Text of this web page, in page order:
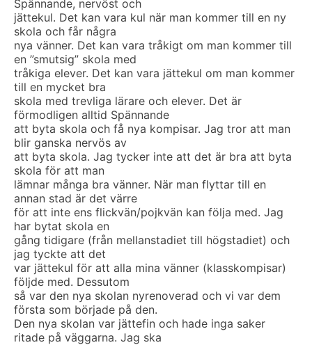
Spännande, nervöst och
jättekul. Det kan vara kul när man kommer till en ny
skola och får några
nya vänner. Det kan vara tråkigt om man kommer till
en ”smutsig” skola med
tråkiga elever. Det kan vara jättekul om man kommer
till en mycket bra
skola med trevliga lärare och elever. Det är
förmodligen alltid Spännande
att byta skola och få nya kompisar. Jag tror att man
blir ganska nervös av
att byta skola. Jag tycker inte att det är bra att byta
skola för att man
lämnar många bra vänner. När man flyttar till en
annan stad är det värre
för att inte ens flickvän/pojkvän kan följa med. Jag
har bytat skola en
gång tidigare (från mellanstadiet till högstadiet) och
jag tyckte att det
var jättekul för att alla mina vänner (klasskompisar)
följde med. Dessutom
så var den nya skolan nyrenoverad och vi var dem
första som började på den.
Den nya skolan var jättefin och hade inga saker
ritade på väggarna. Jag ska